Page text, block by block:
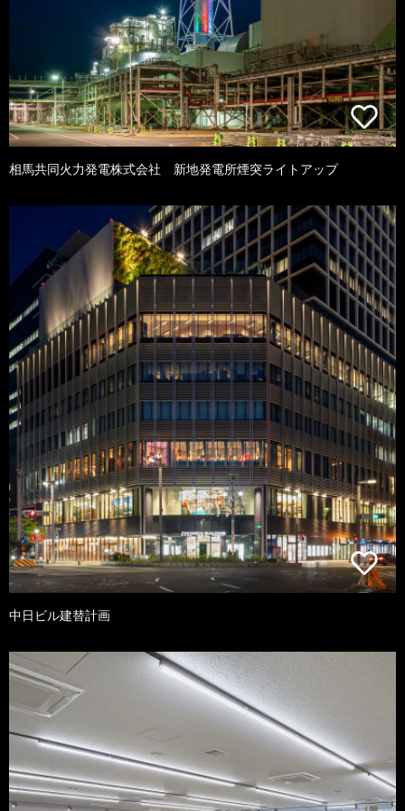
相馬共同火力発電株式会社 新地発電所煙突ライトアップ
中日ビル建替計画